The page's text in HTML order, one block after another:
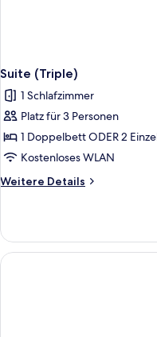
Suite (Triple)
1 Schlafzimmer
Platz für 3 Personen
1 Doppelbett ODER 2
Kostenloses WLAN
Weitere Details
Weitere
(Triple)